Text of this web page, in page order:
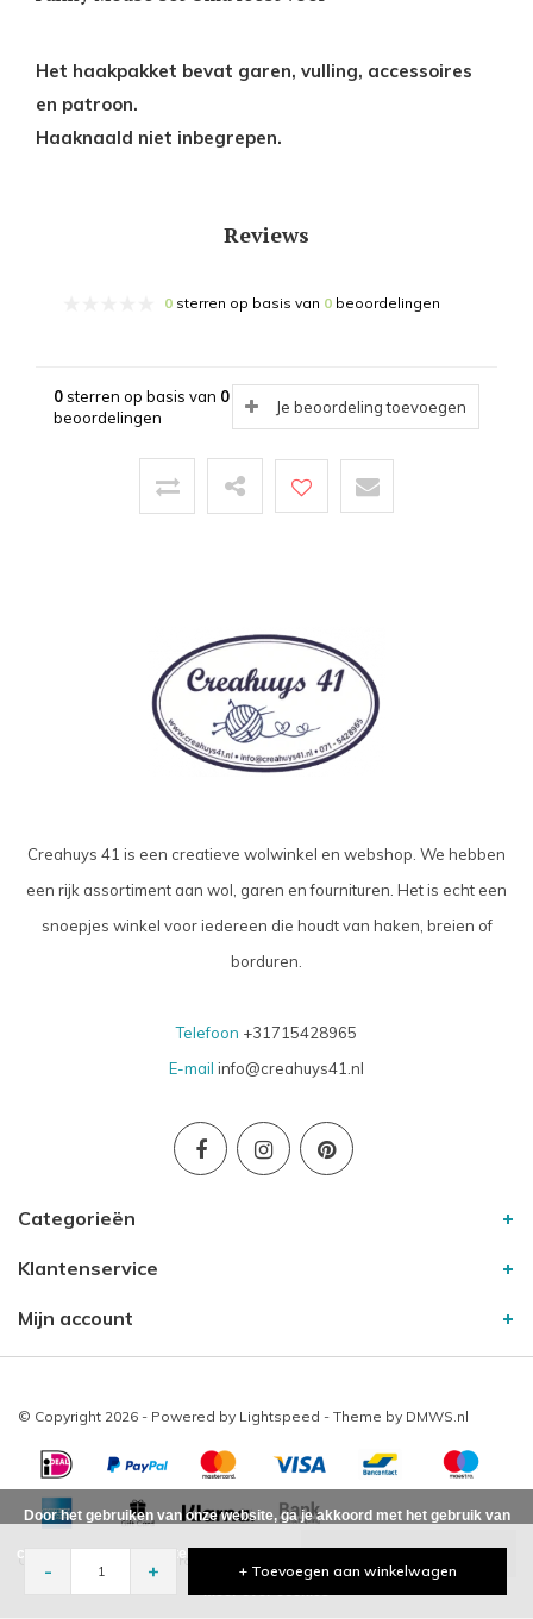
- + + Toevoegen aan winkelwagen
Het haakpakket bevat garen, vulling, accessoires
en patroon.
Haaknaald niet inbegrepen.
Reviews
0 sterren op basis van 0 beoordelingen
0sterren op basis van 0
beoordelingen
Je beoordeling toevoegen
Creahuys 41 is een creatieve wolwinkel en webshop. We hebben
een rijk assortiment aan wol, garen en fournituren. Het is echt een
snoepjes winkel voor iedereen die houdt van haken, breien of
borduren.
Telefoon +31715428965
E-mail info@creahuys41.nl
Categorieën
Klantenservice
Mijn account
© Copyright 2026 - Powered by Lightspeed - Theme by DMWS.nl
Creahuys41 beoordelingen op
Door het gebruiken van onze website, ga je akkoord met het gebruik van
cookies om onze website te verbeteren.
Meer over cookies »